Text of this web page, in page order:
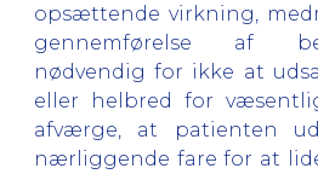
opsættende virkning,
gennemførelse af
nødvendig for ikke at
eller helbred for
afværge, at patienten
nærliggende fare for at